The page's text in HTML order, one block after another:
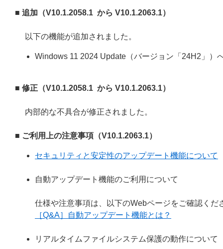
■ 追加（V10.1.2058.1 から V10.1.2063.1）
以下の機能が追加されました。
Windows 11 2024 Update（バージョン「24H2」）
■ 修正（V10.1.2058.1 から V10.1.2063.1）
内部的な不具合が修正されました。
■ ご利用上の注意事項（V10.1.2063.1）
セキュリティと安定性のアップデート機能について
自動アップデート機能のご利用について
仕様や注意事項は、以下のWebページをご確認くだ
［Q&A］自動アップデート機能とは？
リアルタイムファイルシステム保護の動作について